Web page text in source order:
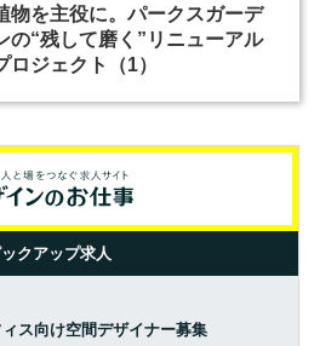
物を主役に。パークスガーデ
の“残して磨く”リニューアル
ロジェクト（1）
ックアップ求人
ス向け空間デザイナー募集